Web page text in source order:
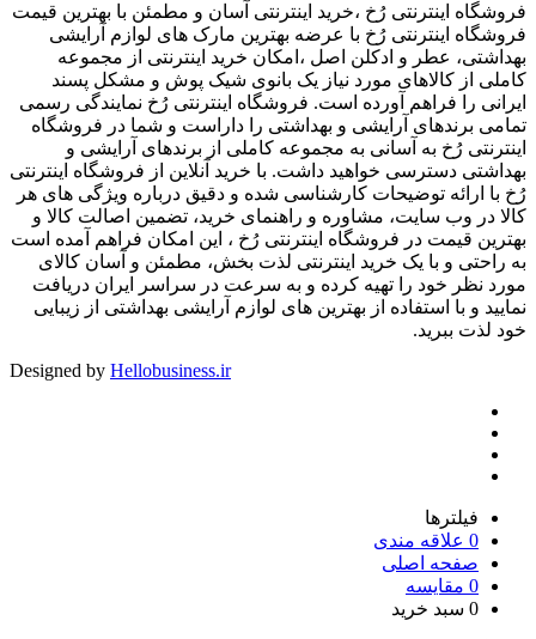
فروشگاه اینترنتی رُخ ،خرید اینترنتی آسان و مطمئن با بهترین قیمت
فروشگاه اینترنتی رُخ با عرضه بهترین مارک های لوازم آرایشی
بهداشتی، عطر و ادکلن اصل ،امکان خرید اینترنتی از مجموعه
کاملی از کالاهای مورد نیاز یک بانوی شیک پوش و مشکل پسند
ایرانی را فراهم آورده است. فروشگاه اینترنتی رُخ نمایندگی رسمی
تمامی برندهای آرایشی و بهداشتی را داراست و شما در فروشگاه
اینترنتی رُخ به آسانی به مجموعه کاملی از برندهای آرایشی و
بهداشتی دسترسی خواهید داشت. با خرید آنلاین از فروشگاه اینترنتی
رُخ با ارائه توضیحات کارشناسی شده و دقیق درباره ویژگی های هر
کالا در وب سایت، مشاوره و راهنمای خرید، تضمین اصالت کالا و
بهترین قیمت در فروشگاه اینترنتی رُخ ، این امکان فراهم آمده است
به راحتی و با یک خرید اینترنتی لذت بخش، مطمئن و آسان کالای
مورد نظر خود را تهیه کرده و به سرعت در سراسر ایران دریافت
نمایید و با استفاده از بهترین های لوازم آرایشی بهداشتی از زیبایی
خود لذت ببرید.
Designed by Hellobusiness.ir
فیلترها
0 علاقه مندی
صفحه اصلی
0 مقایسه
0 سبد خرید